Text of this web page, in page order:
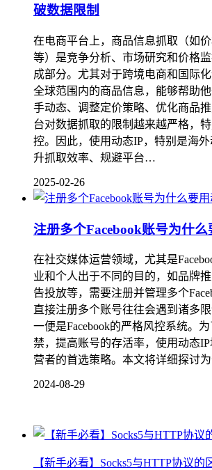
破数据限制
在电商平台上，商品信息抓取（如
等）是竞争分析、市场研究和价格
成部分。尤其对于跨境电商和国际
全球范围内的商品信息，能够帮助
手动态、调整定价策略、优化商品
台对数据抓取的限制越来越严格，
控。因此，使用动态IP，特别是海
升抓取效率、规避平台…
2025-02-26
注册多个Facebook账号为什么
在社交媒体运营领域，尤其是
业和个人出于不同的目的，如品牌
告投放等，需要注册并管理多个
直接注册多个账号往往会遇到诸多
一便是Facebook的严格风控系统。
禁，提高账号的存活率，使用动态
营者的首选策略。本文将详细探讨
2024-08-29
【新手必看】Socks5与HTTP协议的